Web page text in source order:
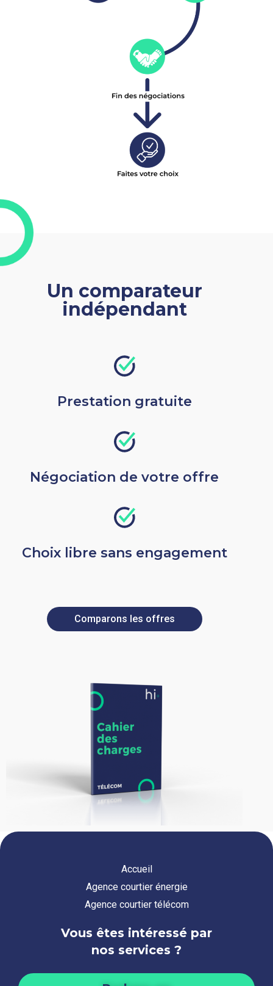
Un comparateur
indépendant
Prestation gratuite
Négociation de votre offre
Choix libre sans engagement
Comparons les offres
Accueil
Agence courtier énergie
Agence courtier télécom
Vous êtes intéressé par
nos services ?